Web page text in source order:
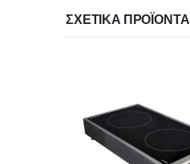
ΣΧΕΤΙΚΆ ΠΡΟΪΌΝΤΑ